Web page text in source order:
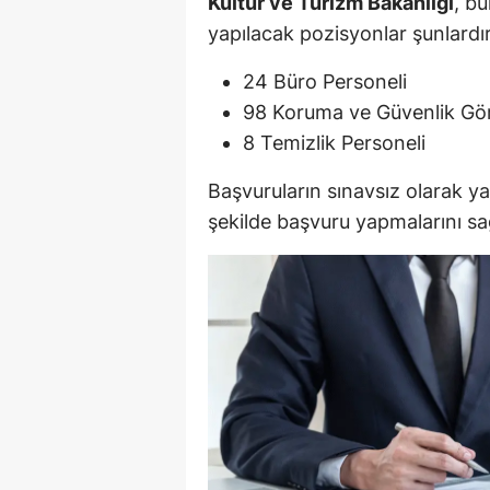
yapılacak pozisyonlar
24 Büro Personeli
98 Koruma ve Güvenlik
8 Temizlik Personeli
Başvuruların sınavsız olarak
şekilde başvuru yapmalarını